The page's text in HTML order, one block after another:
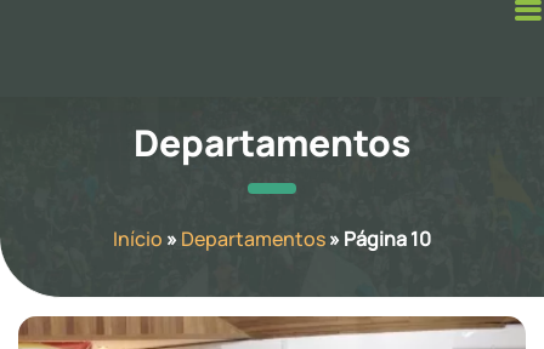
Departamentos
Início »Departamentos»Página 10